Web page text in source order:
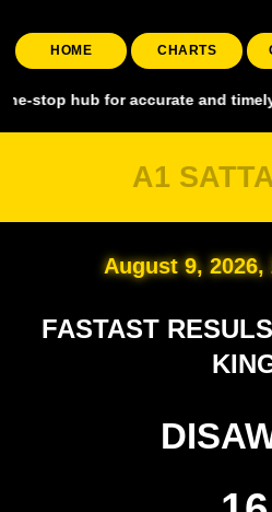
HOME CHARTS
for accurate and timely Delhi
A1
August 9, 2026,
FASTAST